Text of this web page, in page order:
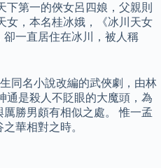
下第一的俠女呂四娘，父親則
女，本名桂冰娥，《冰川天女
一直居住在冰川，被人稱
同名小說改編的武俠劇，由林
通是殺人不貶眼的大魔頭，為
勝男頗有相似之處。 惟一孟
華相對之時。